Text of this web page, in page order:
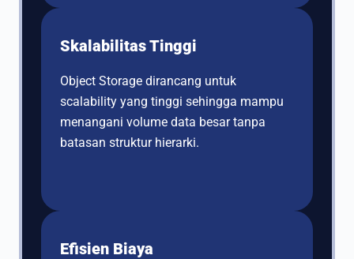
Skalabilitas Tinggi
Object Storage dirancang untuk
scalability yang tinggi sehingga mampu
menangani volume data besar tanpa
batasan struktur hierarki.
Efisien Biaya